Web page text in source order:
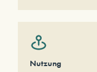
Nutzung